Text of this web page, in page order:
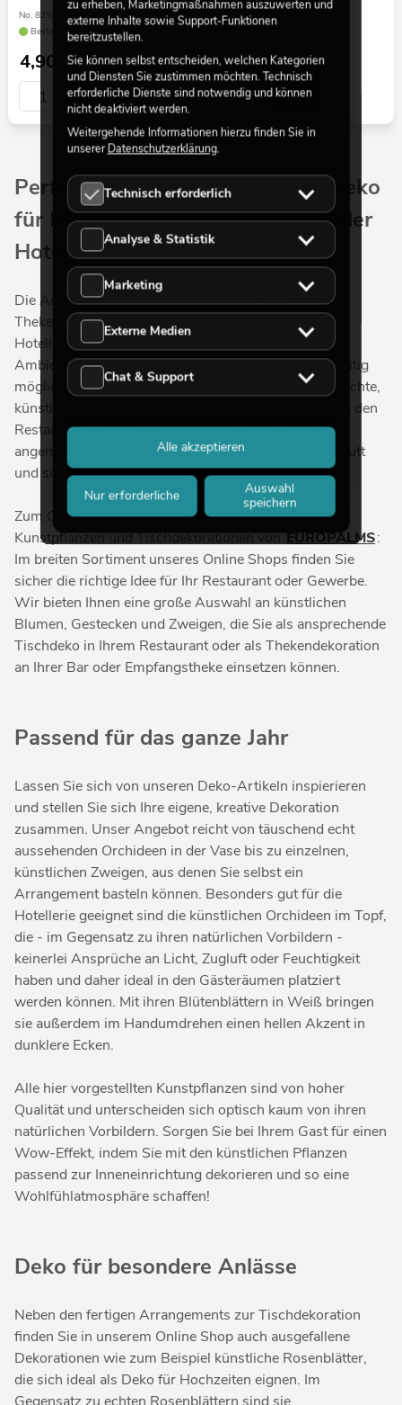
No. 82508952
Bestand reicht ca. 12 Wo.
4,90 €
No. 82508953
4,90€
Perfekte Tischdeko und Thekendeko
für Ihr Restaurant, Bistro, Café oder
Hotel
Die Anforderungen an moderne Tisch- und
Thekendekoration sind für Gastronomie- und
Hotelleriebetriebe hoch: So soll die Dekoration zum
Ambiente passen und stimmig wirken, doch gleichzeitig
möglichst pflegeleicht und langlebig sein. Billig gemachte,
künstliche Blumen, wie sie noch vor einigen Jahren in den
Restaurants standen, sind heute als Deko nicht mehr
angemessen. Doch echte Pflanzen gehen schnell kaputt
und sind dann nicht mehr sehr dekorativ.
Zum Glück gibt es die hochwertig gemachten
Kunstpflanzen und Tischdekorationen vonEUROPALMS:
Im breiten Sortiment unseres Online Shops finden Sie
sicher die richtige Idee für Ihr Restaurant oder Gewerbe.
Wir bieten Ihnen eine große Auswahl an künstlichen
Blumen, Gestecken und Zweigen, die Sie als ansprechende
Tischdeko in Ihrem Restaurant oder als Thekendekoration
an Ihrer Bar oder Empfangstheke einsetzen können.
Passend für das ganze Jahr
Lassen Sie sich von unseren Deko-Artikeln inspierieren
und stellen Sie sich Ihre eigene, kreative Dekoration
zusammen. Unser Angebot reicht von täuschend echt
aussehenden Orchideen in der Vase bis zu einzelnen,
künstlichen Zweigen, aus denen Sie selbst ein
Arrangement basteln können. Besonders gut für die
Hotellerie geeignet sind die künstlichen Orchideen im Topf,
die - im Gegensatz zu ihren natürlichen Vorbildern -
keinerlei Ansprüche an Licht, Zugluft oder Feuchtigkeit
haben und daher ideal in den Gästeräumen platziert
werden können. Mit ihren Blütenblättern in Weiß bringen
sie außerdem im Handumdrehen einen hellen Akzent in
dunklere Ecken.
Alle hier vorgestellten Kunstpflanzen sind von hoher
Qualität und unterscheiden sich optisch kaum von ihren
natürlichen Vorbildern. Sorgen Sie bei Ihrem Gast für einen
Wow-Effekt, indem Sie mit den künstlichen Pflanzen
passend zur Inneneinrichtung dekorieren und so eine
Wohlfühlatmosphäre schaffen!
Deko für besondere Anlässe
Neben den fertigen Arrangements zur Tischdekoration
finden Sie in unserem Online Shop auch ausgefallene
Dekorationen wie zum Beispiel künstliche Rosenblätter,
die sich ideal als Deko für Hochzeiten eignen. Im
Gegensatz zu echten Rosenblättern sind sie
zu erheben, Marketingmaßnahmen auszuwerten und
externe Inhalte sowie Support-Funktionen
bereitzustellen.
Sie können selbst entscheiden, welchen Kategorien
und Diensten Sie zustimmen möchten. Technisch
erforderliche Dienste sind notwendig und können
nicht deaktiviert werden.
Weitergehende Informationen hierzu finden Sie in
unsererDatenschutzerklärung.
Technisch erforderlich
Analyse & Statistik
Marketing
Externe Medien
Chat & Support
Nur erforderliche
Auswahl
speichern
Alle akzeptieren